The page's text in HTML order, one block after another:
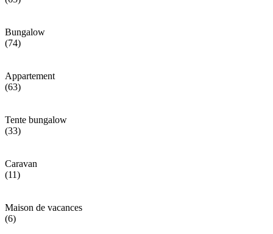
Bungalow
(74)
Appartement
(63)
Tente bungalow
(33)
Caravan
(11)
Maison de vacances
(6)